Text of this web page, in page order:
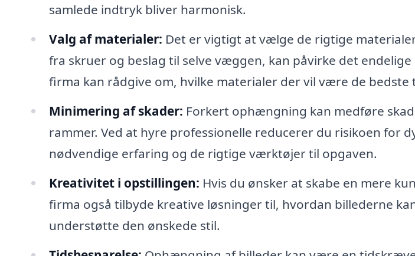
samlede indtryk bliver harmonisk.
Valg af materialer: Det er vigtigt at vælge de rigtige
fra skruer og beslag til selve væggen, kan påvirke det
firma kan rådgive om, hvilke materialer der vil være de
Minimering af skader: Forkert ophængning kan medføre
rammer. Ved at hyre professionelle reducerer du risikoen for
nødvendige erfaring og de rigtige værktøjer til opgaven.
Kreativitet i opstillingen: Hvis du ønsker at skabe en mere
firma også tilbyde kreative løsninger til, hvordan billederne
understøtte den ønskede stil.